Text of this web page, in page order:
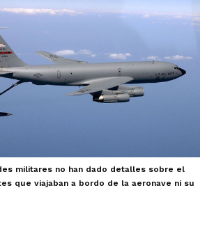
militares no han dado detalles sobre el
que viajaban a bordo de la aeronave ni su